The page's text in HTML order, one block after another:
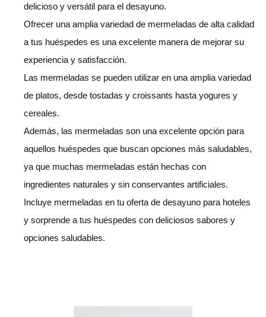
delicioso y versátil para el desayuno.
Ofrecer una amplia variedad de mermeladas de alta calidad
a tus huéspedes es una excelente manera de mejorar su
experiencia y satisfacción.
Las mermeladas se pueden utilizar en una amplia variedad
de platos, desde tostadas y croissants hasta yogures y
cereales.
Además, las mermeladas son una excelente opción para
aquellos huéspedes que buscan opciones más saludables,
ya que muchas mermeladas están hechas con
ingredientes naturales y sin conservantes artificiales.
Incluye mermeladas en tu oferta de desayuno para hoteles
y sorprende a tus huéspedes con deliciosos sabores y
opciones saludables.